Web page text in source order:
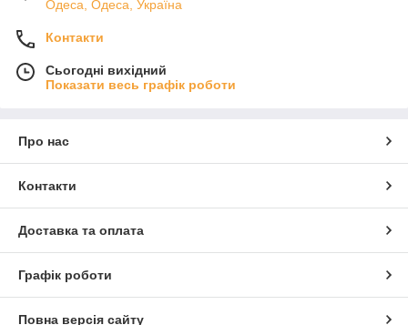
Одеса, Одеса, Україна
Контакти
Сьогодні вихідний
Показати весь графік роботи
Про нас
Контакти
Доставка та оплата
Графік роботи
Повна версія сайту